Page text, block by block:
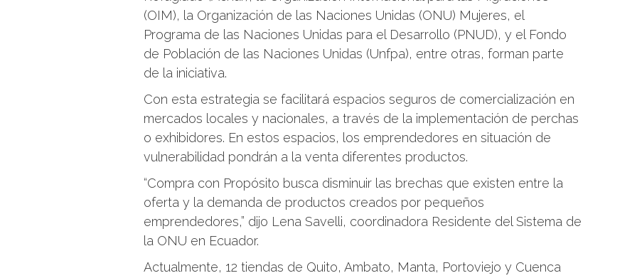
(OIM), la Organización de las Naciones Unidas (ONU) Mujeres, el
Programa de las Naciones Unidas para el Desarrollo (PNUD), y el Fondo
de Población de las Naciones Unidas (Unfpa), entre otras, forman parte
de la iniciativa.
Con esta estrategia se facilitará espacios seguros de comercialización en
mercados locales y nacionales, a través de la implementación de perchas
o exhibidores. En estos espacios, los emprendedores en situación de
vulnerabilidad pondrán a la venta diferentes productos.
“Compra con Propósito busca disminuir las brechas que existen entre la
oferta y la demanda de productos creados por pequeños
emprendedores,” dijo Lena Savelli, coordinadora Residente del Sistema de
la ONU en Ecuador.
Actualmente, 12 tiendas de Quito, Ambato, Manta, Portoviejo y Cuenca